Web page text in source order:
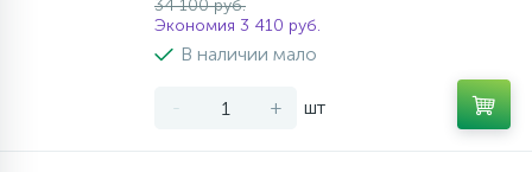
34 100 руб.
Экономия 3 410 руб.
В наличии мало
- + шт